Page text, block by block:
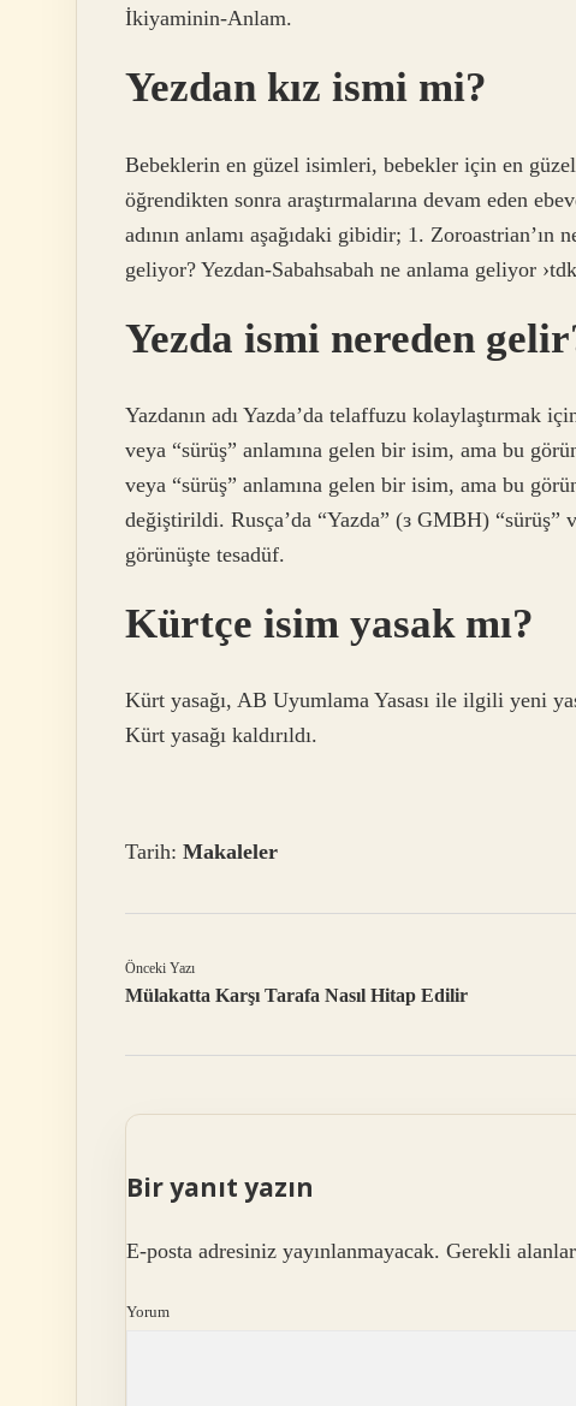
İkiyaminin-Anlam.
Yezdan kız ismi mi?
Bebeklerin en güzel isimleri, bebekler için en güzel
öğrendikten sonra araştırmalarına devam eden
adının anlamı aşağıdaki gibidir; 1. Zoroastrian’ın
geliyor? Yezdan-Sabahsabah ne anlama geliyor
Yezda ismi nereden
Yazdanın adı Yazda’da telaffuzu kolaylaştırmak
veya “sürüş” anlamına gelen bir isim, ama bu
veya “sürüş” anlamına gelen bir isim, ama bu
değiştirildi. Rusça’da “Yazda” (з GMBH) “sürüş”
görünüşte tesadüf.
Kürtçe isim yasak mı?
Kürt yasağı, AB Uyumlama Yasası ile ilgili yeni
Kürt yasağı kaldırıldı.
Tarih: Makaleler
Önceki Yazı
Mülakatta Karşı Tarafa Nasıl Hitap Edilir
Bir yanıt yazın
E-posta adresiniz yayınlanmayacak. Gerekli alanlar
Yorum